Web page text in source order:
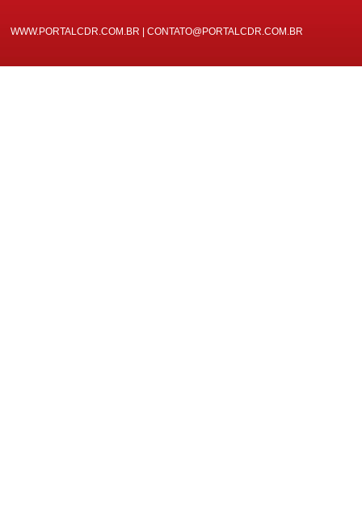
WWW.PORTALCDR.COM.BR | CONTATO@PORTALCDR.COM.BR